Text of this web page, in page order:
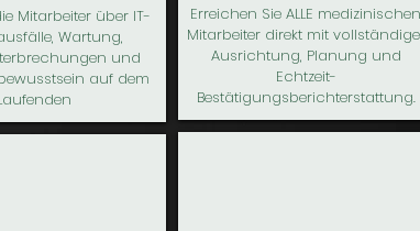
Mitarbeiter über IT-
Wartung,
und
auf dem
Erreichen Sie ALLE medizinischen
Mitarbeiter direkt mit
Ausrichtung, Planung und
Echtzeit-
Bestätigungsberichterstattung.